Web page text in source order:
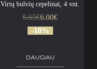
Virtų bulvių cepelinai, 4 vnt.
6.65€6.00€
-10%
DAUGIAU